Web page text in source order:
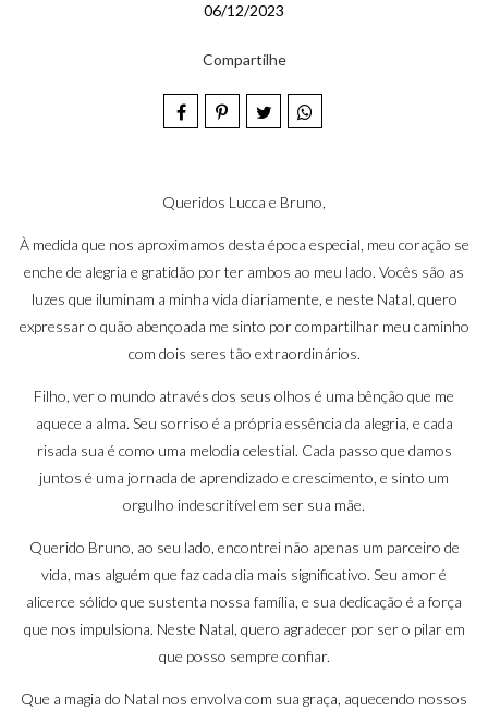
06/12/2023
Compartilhe
Queridos Lucca e Bruno,
À medida que nos aproximamos desta época especial, meu coração se
enche de alegria e gratidão por ter ambos ao meu lado. Vocês são as
luzes que iluminam a minha vida diariamente, e neste Natal, quero
expressar o quão abençoada me sinto por compartilhar meu caminho
com dois seres tão extraordinários.
Filho, ver o mundo através dos seus olhos é uma bênção que me
aquece a alma. Seu sorriso é a própria essência da alegria, e cada
risada sua é como uma melodia celestial. Cada passo que damos
juntos é uma jornada de aprendizado e crescimento, e sinto um
orgulho indescritível em ser sua mãe.
Querido Bruno, ao seu lado, encontrei não apenas um parceiro de
vida, mas alguém que faz cada dia mais significativo. Seu amor é
alicerce sólido que sustenta nossa família, e sua dedicação é a força
que nos impulsiona. Neste Natal, quero agradecer por ser o pilar em
que posso sempre confiar.
Que a magia do Natal nos envolva com sua graça, aquecendo nossos